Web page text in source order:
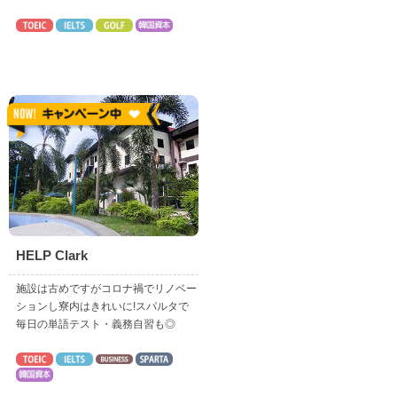
HELP Clark
施設は古めですがコロナ禍でリノベー
ションし寮内はきれいに!スパルタで
毎日の単語テスト・義務自習も◎